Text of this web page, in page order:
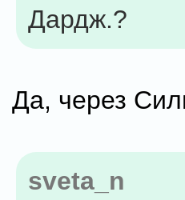
Дардж.?
Да, через
sveta_n